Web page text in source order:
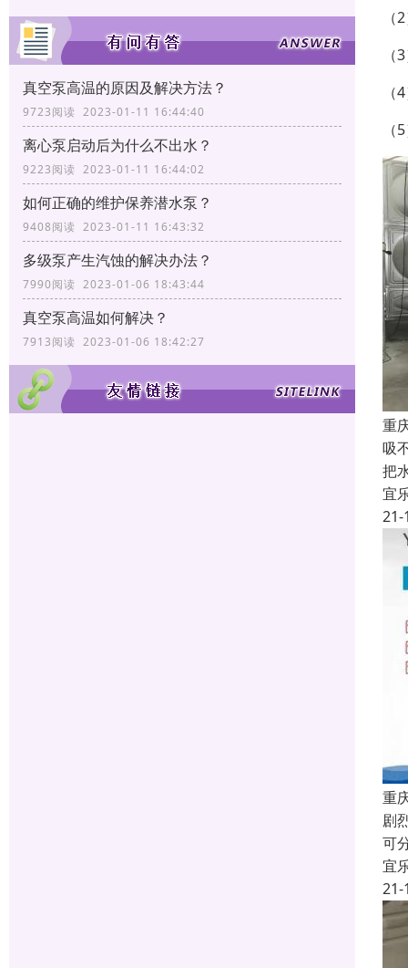
真空泵高温的原因及解决方法？
9723阅读 2023-01-11 16:44:40
离心泵启动后为什么不出水？
9223阅读 2023-01-11 16:44:02
如何正确的维护保养潜水泵？
9408阅读 2023-01-11 16:43:32
多级泵产生汽蚀的解决办法？
7990阅读 2023-01-06 18:43:44
真空泵高温如何解决？
7913阅读 2023-01-06 18:42:27
重
吸
把
宜
21-
重
剧
可
宜
21-